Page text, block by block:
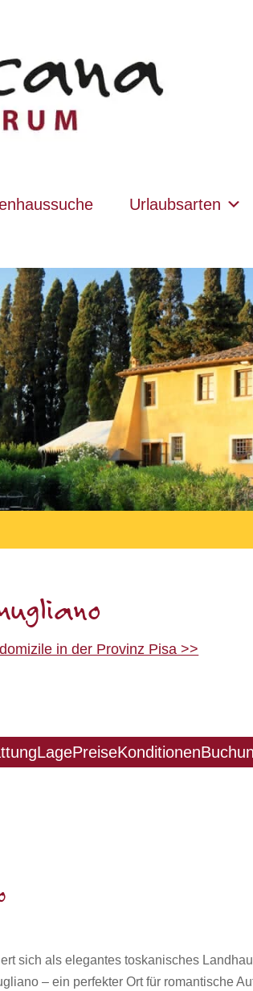
Urlaubsarten
in der Provinz Pisa >>
LagePreiseKonditionen
sich als elegantes toskanisches
– ein perfekter Ort für romantische